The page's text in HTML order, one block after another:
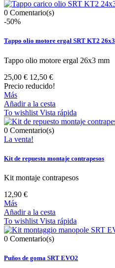
0 Comentario(s)
-50%
Tappo olio motore ergal SRT KT2 26x3
Tappo olio motore ergal 26x3 mm
25,00 € 12,50 €
Precio reducido!
Más
Añadir a la cesta
To wishlist Vista rápida
0 Comentario(s)
La venta!
Kit de repuesto montaje contrapesos
Kit montaje contrapesos
12,90 €
Más
Añadir a la cesta
To wishlist Vista rápida
0 Comentario(s)
Puños de goma SRT EVO2